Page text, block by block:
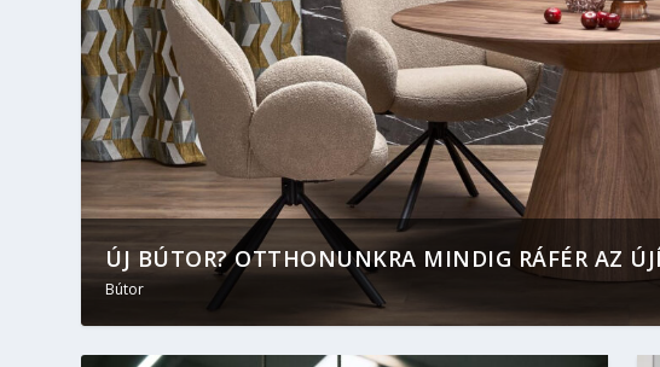
ÚJ BÚTOR? OTTHONUNKRA MINDIG RÁFÉR AZ
Bútor